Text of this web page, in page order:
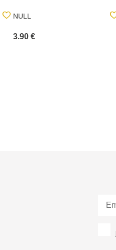
NULL
3.90 €